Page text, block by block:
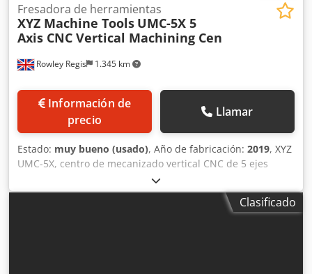
Rowley Regis 1.345 km
Fresadora de herramientas
XYZ Machine Tools UMC-5X 5
Axis CNC Vertical Machining Cen
Información de
precio
Llamar
Estado: muy bueno (usado), Año de fabricación: 2019, XYZ
UMC-5X, centro de mecanizado vertical CNC de 5 ejes
Control Heidenhain iTNC 640 HSCI Modelo UMC-5X Control
Heidenhain iTNC 640 HSCI Recorrido del eje X: 600 mm
Recorrido del eje Y: 600 mm Recorrido del eje Z: 500 mm
Clasificado